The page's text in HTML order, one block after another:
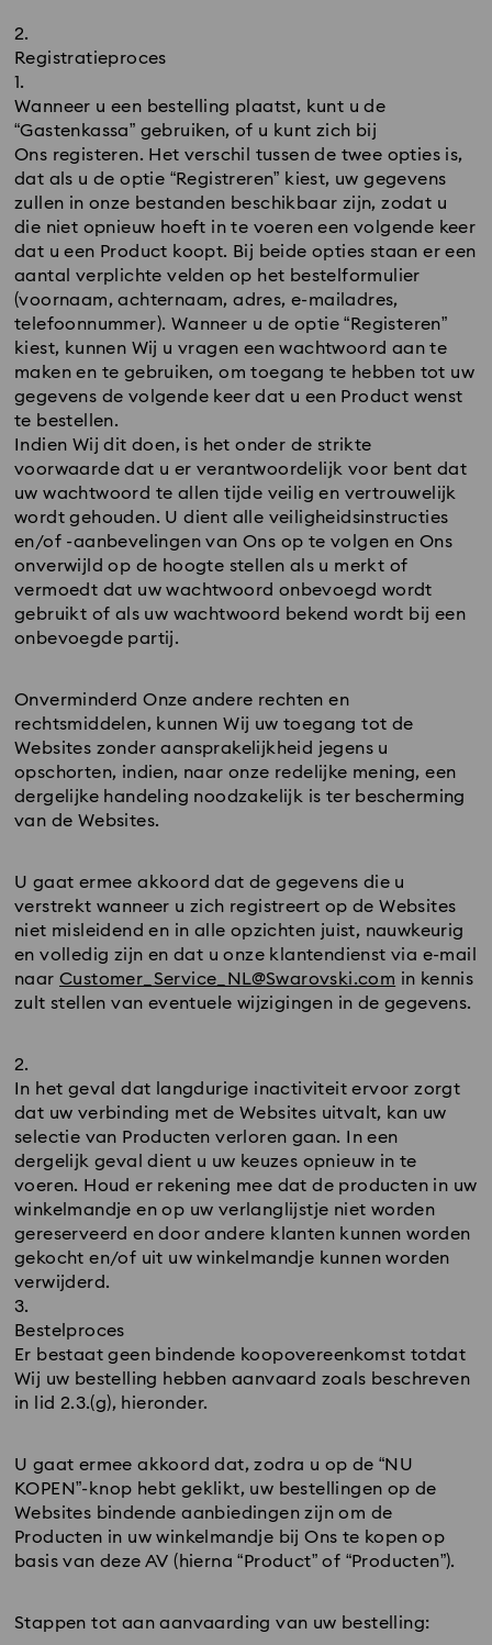
Registratieproces
Wanneer u een bestelling plaatst, kunt u de
“Gastenkassa” gebruiken, of u kunt zich bij
Ons registeren. Het verschil tussen de twee opties is,
dat als u de optie “Registreren” kiest, uw gegevens
zullen in onze bestanden beschikbaar zijn, zodat u
die niet opnieuw hoeft in te voeren een volgende keer
dat u een Product koopt. Bij beide opties staan er een
aantal verplichte velden op het bestelformulier
(voornaam, achternaam, adres, e-mailadres,
telefoonnummer). Wanneer u de optie “Registeren”
kiest, kunnen Wij u vragen een wachtwoord aan te
maken en te gebruiken, om toegang te hebben tot uw
gegevens de volgende keer dat u een Product wenst
te bestellen.
Indien Wij dit doen, is het onder de strikte
voorwaarde dat u er verantwoordelijk voor bent dat
uw wachtwoord te allen tijde veilig en vertrouwelijk
wordt gehouden. U dient alle veiligheidsinstructies
en/of -aanbevelingen van Ons op te volgen en Ons
onverwijld op de hoogte stellen als u merkt of
vermoedt dat uw wachtwoord onbevoegd wordt
gebruikt of als uw wachtwoord bekend wordt bij een
onbevoegde partij.
Onverminderd Onze andere rechten en
rechtsmiddelen, kunnen Wij uw toegang tot de
Websites zonder aansprakelijkheid jegens u
opschorten, indien, naar onze redelijke mening, een
dergelijke handeling noodzakelijk is ter bescherming
van de Websites.
U gaat ermee akkoord dat de gegevens die u
verstrekt wanneer u zich registreert op de Websites
niet misleidend en in alle opzichten juist, nauwkeurig
en volledig zijn en dat u onze klantendienst via e-mail
naar Customer_Service_NL@Swarovski.com in kennis
zult stellen van eventuele wijzigingen in de gegevens.
In het geval dat langdurige inactiviteit ervoor zorgt
dat uw verbinding met de Websites uitvalt, kan uw
selectie van Producten verloren gaan. In een
dergelijk geval dient u uw keuzes opnieuw in te
voeren. Houd er rekening mee dat de producten in uw
winkelmandje en op uw verlanglijstje niet worden
gereserveerd en door andere klanten kunnen worden
gekocht en/of uit uw winkelmandje kunnen worden
verwijderd.
Bestelproces
Er bestaat geen bindende koopovereenkomst totdat
Wij uw bestelling hebben aanvaard zoals beschreven
in lid 2.3.(g), hieronder.
U gaat ermee akkoord dat, zodra u op de “NU
KOPEN”-knop hebt geklikt, uw bestellingen op de
Websites bindende aanbiedingen zijn om de
Producten in uw winkelmandje bij Ons te kopen op
basis van deze AV (hierna “Product” of “Producten”).
Stappen tot aan aanvaarding van uw bestelling: